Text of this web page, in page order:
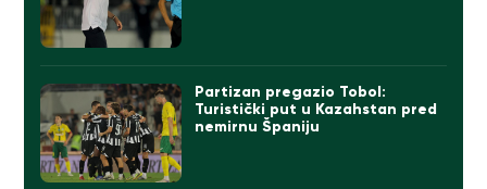
Partizan pregazio Tobol:
Turistički put u Kazahstan pred
nemirnu Španiju